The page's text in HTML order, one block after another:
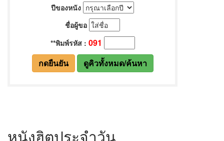
หนังฮิตประจำวัน